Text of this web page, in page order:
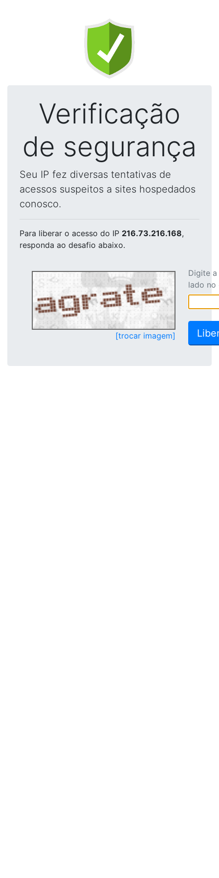
Verificação
de segurança
Seu IP fez diversas tentativas de
acessos suspeitos a sites hospedados
conosco.
Para liberar o acesso do IP 216.73.216.168,
responda ao desafio abaixo.
[trocar imagem]
Digite
lado no